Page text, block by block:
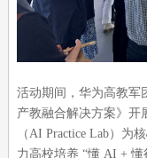
活动期间，华为高教军
产教融合解决方案》开
（AI Practice Lab）为
力高校培养 “懂 AI +